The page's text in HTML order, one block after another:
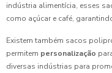
indústria alimentícia, esses
como açúcar e café,
Existem também sacos
permitem personalização
diversas indústrias para